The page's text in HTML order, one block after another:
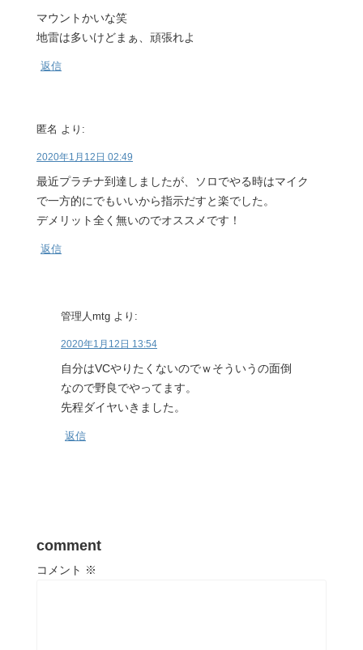
マウントかいな笑
地雷は多いけどまぁ、頑張れよ
返信
匿名 より:
2020年1月12日 02:49
最近プラチナ到達しましたが、ソロでやる時はマイク
で一方的にでもいいから指示だすと楽でした。
デメリット全く無いのでオススメです！
返信
管理人mtg より:
2020年1月12日 13:54
自分はVCやりたくないのでｗそういうの面倒
なので野良でやってます。
先程ダイヤいきました。
返信
comment
コメント ※